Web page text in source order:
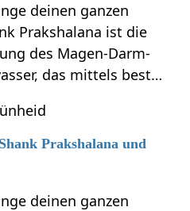
deinen ganzen
Prakshalana ist die
des Magen-Darm-
das mittels best…
Prakshalana und
deinen ganzen